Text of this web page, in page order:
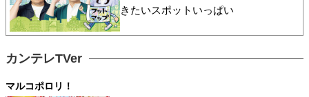
きたいスポットいっぱい
カンテレTVer
マルコポロリ！